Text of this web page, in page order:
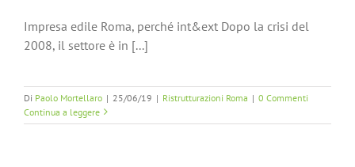
Impresa edile Roma, perché int&ext Dopo la crisi del
2008, il settore è in [...]
Di Paolo Mortellaro | 25/06/19 | Ristrutturazioni Roma | 0 Commenti
Continua a leggere